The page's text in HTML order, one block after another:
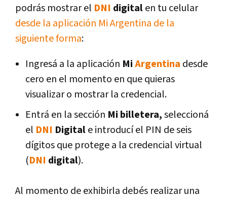
podrás mostrar el DNI digitalen tu celular
desde la aplicación Mi Argentina de la
siguiente forma:
Ingresá a la aplicación MiArgentina desde
cero en el momento en que quieras
visualizar o mostrar la credencial.
Entrá en la sección Mi billetera,seleccioná
el DNI Digitale introducí el PIN de seis
dígitos que protege a la credencial virtual
(DNI digital).
Al momento de exhibirla debés realizar una